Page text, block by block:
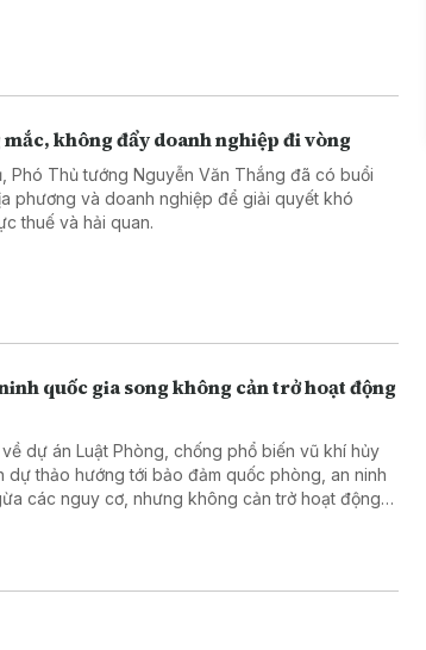
không đẩy doanh nghiệp đi vòng
Phó Thủ tướng Nguyễn Văn Thắng đã có buổi
phương và doanh nghiệp để giải quyết khó
thuế và hải quan.
quốc gia song không cản trở hoạt động
dự án Luật Phòng, chống phổ biến vũ khí hủy
dự thảo hướng tới bảo đảm quốc phòng, an ninh
các nguy cơ, nhưng không cản trở hoạt động